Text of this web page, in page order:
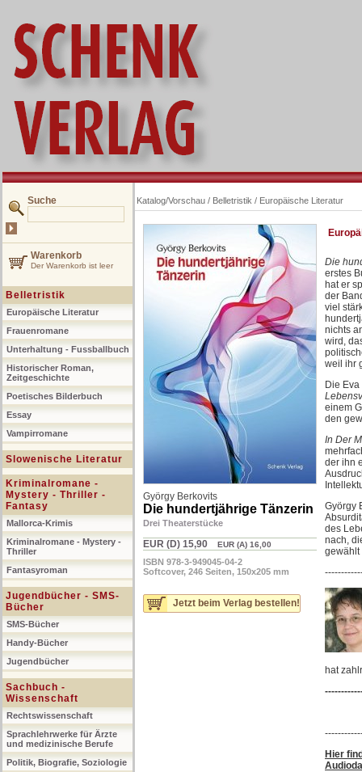
Suche
Warenkorb
Der Warenkorb ist leer
Belletristik
Europäische Literatur
Frauenromane
Unterhaltung - Fussballbuch
Historischer Roman,
Zeitgeschichte
Poetisches Bilderbuch
Essay
Vampirromane
Slowenische Literatur
Kriminalromane -
Mystery - Thriller -
Fantasy
Mallorca-Krimis
Kriminalromane - Mystery -
Thriller
Fantasyroman
Jugendbücher - SMS-
Bücher
SMS-Bücher
Handy-Bücher
Jugendbücher
Sachbuch -
Wissenschaft
Rechtswissenschaft
Sprachlehrwerke für Ärzte
und medizinische Berufe
Politik, Biografie, Soziologie
Katalog/Vorschau / Belletristik / Europäische Literatur
György Berkovits
Die hundertjährige Tänzerin
Drei Theaterstücke
EUR (D) 15,90 EUR (A) 16,00
ISBN 978-3-949045-04-2
Softcover, 246 Seiten, 150x205 mm
Jetzt beim Verlag bestellen!
Die
erstes
hat er
der
viel
nichts
wird,
weil ihr
Die
einem
den
In Der
der ihn
György
des
nach,
gewählt
hat
Hier